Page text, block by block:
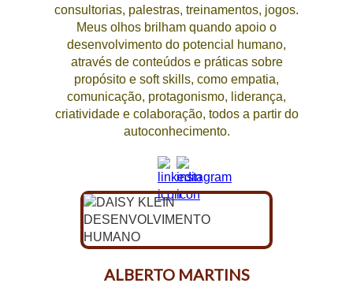
consultorias, palestras, treinamentos, jogos.
Meus olhos brilham quando apoio o
desenvolvimento do potencial humano,
através de conteúdos e práticas sobre
propósito e soft skills, como empatia,
comunicação, protagonismo, liderança,
criatividade e colaboração, todos a partir do
autoconhecimento.
ALBERTO MARTINS